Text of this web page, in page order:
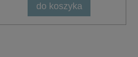
do koszyka